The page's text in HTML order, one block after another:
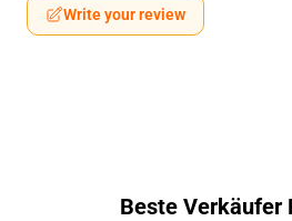
Write your review
Beste Verkäufer